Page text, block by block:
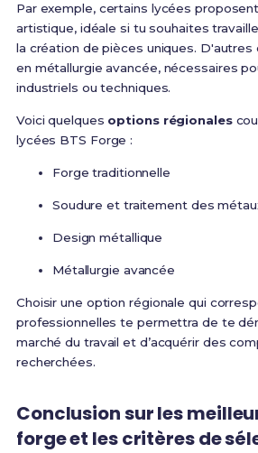
Par exemple, certains lycées
artistique, idéale si tu souhaites
la création de pièces uniques.
en métallurgie avancée, nécessaires
industriels ou techniques.
Voici quelques options régionales
lycées BTS Forge :
Forge traditionnelle
Soudure et traitement des
Design métallique
Métallurgie avancée
Choisir une option régionale qui
professionnelles te permettra de te
marché du travail et d’acquérir des
recherchées.
Conclusion sur les
forgeet lescritères de